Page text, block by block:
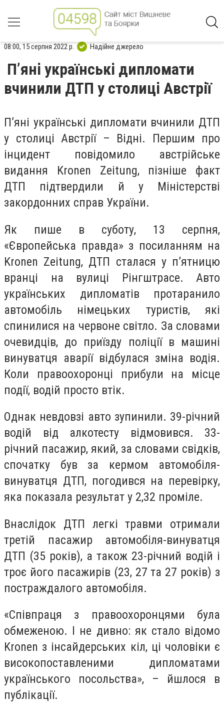
08:00, 15 серпня 2022 р. Надійне джерело
П’яні українські дипломати
вчинили ДТП у столиці Австрії
П’яні українські дипломати вчинили ДТП
у столиці Австрії – Відні. Першим про
інцидент повідомило австрійське
видання Kronen Zeitung, пізніше факт
ДТП підтвердили й у Міністерстві
закордонних справ України.
Як пише в суботу, 13 серпня,
«Європейська правда» з посиланням на
Kronen Zeitung, ДТП сталася у п’ятницю
вранці на вулиці Рінгштрасе. Авто
українських дипломатів протаранило
автомобіль німецьких туристів, які
спинилися на червоне світло. За словами
очевидців, до приїзду поліції в машині
винуватця аварії відбулася зміна водія.
Коли правоохоронці прибули на місце
події, водій просто втік.
Однак невдовзі авто зупинили. 39-річний
водій від алкотесту відмовився. 33-
річний пасажир, який, за словами свідків,
спочатку був за кермом автомобіля-
винуватця ДТП, погодився на перевірку,
яка показала результат у 2,32 проміле.
Внаслідок ДТП легкі травми отримали
третій пасажир автомобіля-винуватця
ДТП (35 років), а також 23-річний водій і
троє його пасажирів (23, 27 та 27 років) з
постраждалого автомобіля.
«Співпраця з правоохоронцями була
обмеженою. І не дивно: як стало відомо
Kronen з інсайдерських кіл, ці чоловіки є
високопоставленими дипломатами
українського посольства», – йшлося в
публікації.